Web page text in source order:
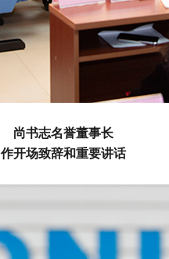
尚书志名誉董事长
作开场致辞和重要讲话